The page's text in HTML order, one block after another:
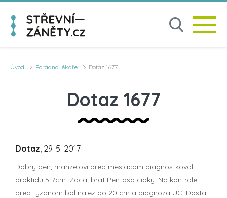
Úvod Poradna lékaře Dotaz 1677
Dotaz 1677
Dotaz, 29. 5. 2017
Dobry den, manzelovi pred mesiacom diagnostkovali
proktidu 5-7cm. Zacal brat Pentasa cipky. Na kontrole
pred tyzdnom bol nalez do 20 cm a diagnoza UC. Dostal